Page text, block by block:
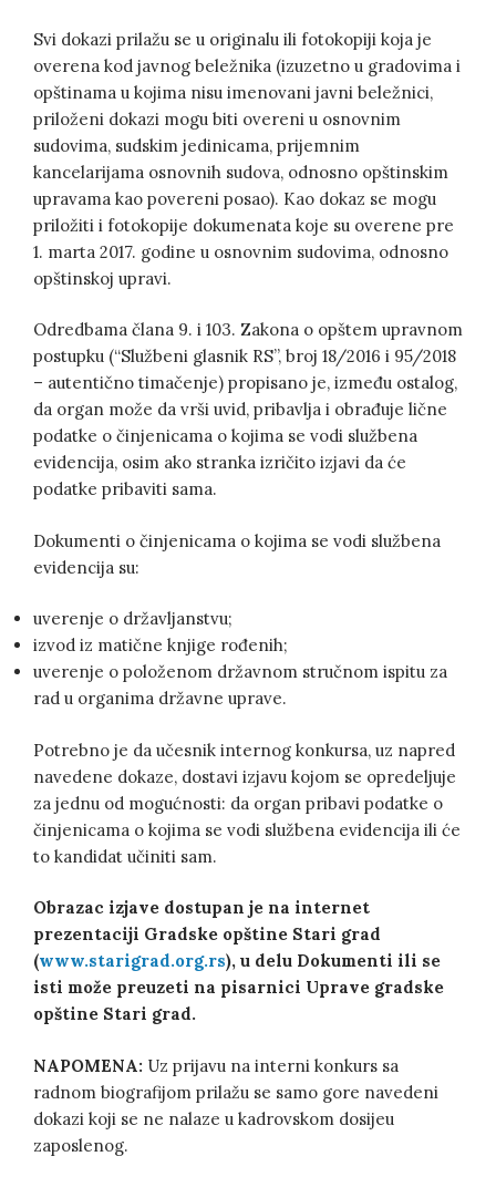
Svi dokazi prilažu se u originalu ili fotokopiji koja je
overena kod javnog beležnika (izuzetno u gradovima i
opštinama u kojima nisu imenovani javni beležnici,
priloženi dokazi mogu biti overeni u osnovnim
sudovima, sudskim jedinicama, prijemnim
kancelarijama osnovnih sudova, odnosno opštinskim
upravama kao povereni posao). Kao dokaz se mogu
priložiti i fotokopije dokumenata koje su overene pre
1. marta 2017. godine u osnovnim sudovima, odnosno
opštinskoj upravi.
Odredbama člana 9. i 103. Zakona o opštem upravnom
postupku (“Službeni glasnik RS”, broj 18/2016 i 95/2018
– autentično timačenje) propisano je, između ostalog,
da organ može da vrši uvid, pribavlja i obrađuje lične
podatke o činjenicama o kojima se vodi službena
evidencija, osim ako stranka izričito izjavi da će
podatke pribaviti sama.
Dokumenti o činjenicama o kojima se vodi službena
evidencija su:
uverenje o državljanstvu;
izvod iz matične knjige rođenih;
uverenje o položenom državnom stručnom ispitu za
rad u organima državne uprave.
Potrebno je da učesnik internog konkursa, uz napred
navedene dokaze, dostavi izjavu kojom se opredeljuje
za jednu od mogućnosti: da organ pribavi podatke o
činjenicama o kojima se vodi službena evidencija ili će
to kandidat učiniti sam.
Obrazac izjave dostupan je na internet
prezentaciji Gradske opštine Stari grad
(www.starigrad.org.rs), u delu Dokumenti ili se
isti može preuzeti na pisarnici Uprave gradske
opštine Stari grad.
NAPOMENA: Uz prijavu na interni konkurs sa
radnom biografijom prilažu se samo gore navedeni
dokazi koji se ne nalaze u kadrovskom dosijeu
zaposlenog.